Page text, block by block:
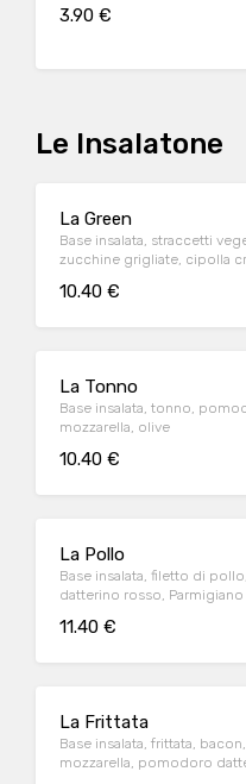
3.90 €
Le Insalatone
La Green
Base insalata, straccetti
zucchine grigliate, cipolla
10.40 €
La Tonno
Base insalata, tonno,
mozzarella, olive
10.40 €
La Pollo
Base insalata, filetto di
datterino rosso,
11.40 €
La Frittata
Base insalata, frittata,
mozzarella, pomodoro